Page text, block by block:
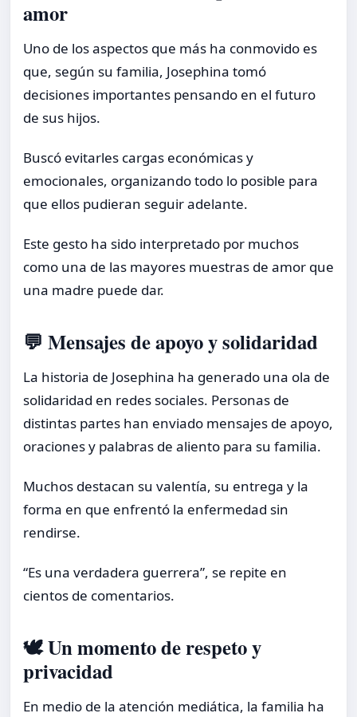
amor
Uno de los aspectos que más ha conmovido es
que, según su familia, Josephina tomó
decisiones importantes pensando en el futuro
de sus hijos.
Buscó evitarles cargas económicas y
emocionales, organizando todo lo posible para
que ellos pudieran seguir adelante.
Este gesto ha sido interpretado por muchos
como una de las mayores muestras de amor que
una madre puede dar.
💬 Mensajes de apoyo y solidaridad
La historia de Josephina ha generado una ola de
solidaridad en redes sociales. Personas de
distintas partes han enviado mensajes de apoyo,
oraciones y palabras de aliento para su familia.
Muchos destacan su valentía, su entrega y la
forma en que enfrentó la enfermedad sin
rendirse.
“Es una verdadera guerrera”, se repite en
cientos de comentarios.
🕊️ Un momento de respeto y
privacidad
En medio de la atención mediática, la familia ha